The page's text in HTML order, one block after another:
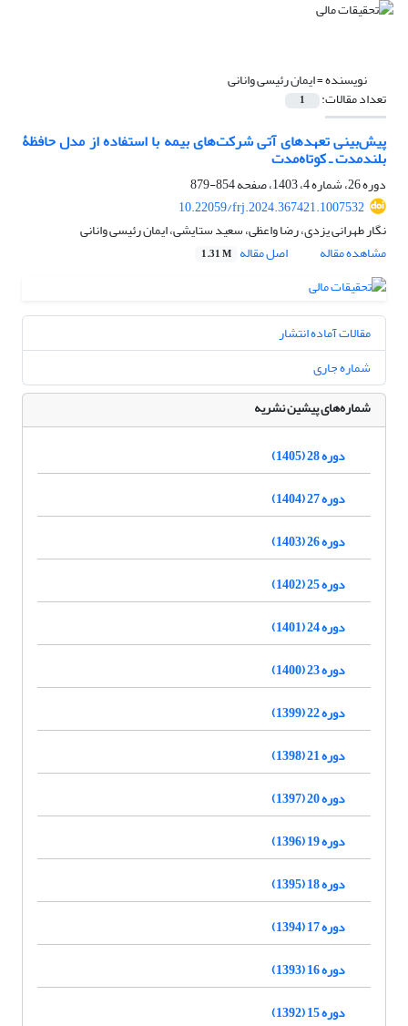
نویسنده =ایمان رئیسی وانانی
تعداد مقالات: 1
پیش‌بینی تعهدهای آتی شرکت‌های بیمه با استفاده از مدل حافظۀ
بلندمدت ـ کوتاه‌مدت
دوره 26، شماره 4، 1403، صفحه
854-879
10.22059/frj.2024.367421.1007532
نگار طهرانی یزدی، رضا واعظی، سعید ستایشی، ایمان رئیسی وانانی
مشاهده مقاله
اصل مقاله 1.31 M
مقالات آماده انتشار
شماره جاری
شماره‌های پیشین نشریه
دوره 28 (1405)
دوره 27 (1404)
دوره 26 (1403)
دوره 25 (1402)
دوره 24 (1401)
دوره 23 (1400)
دوره 22 (1399)
دوره 21 (1398)
دوره 20 (1397)
دوره 19 (1396)
دوره 18 (1395)
دوره 17 (1394)
دوره 16 (1393)
دوره 15 (1392)